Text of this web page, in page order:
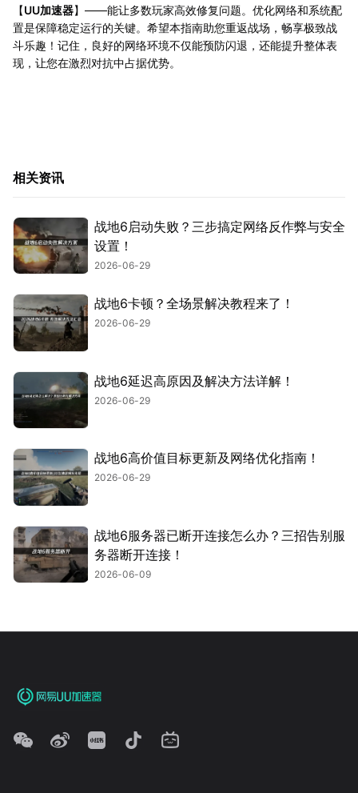
【UU加速器】——能让多数玩家高效修复问题。优化网络和系统配
置是保障稳定运行的关键。希望本指南助您重返战场，畅享极致战
斗乐趣！记住，良好的网络环境不仅能预防闪退，还能提升整体表
现，让您在激烈对抗中占据优势。
相关资讯
战地6启动失败？三步搞定网络反作弊与安全
设置！
2026-06-29
战地6卡顿？全场景解决教程来了！
2026-06-29
战地6延迟高原因及解决方法详解！
2026-06-29
战地6高价值目标更新及网络优化指南！
2026-06-29
战地6服务器已断开连接怎么办？三招告别服
务器断开连接！
2026-06-09